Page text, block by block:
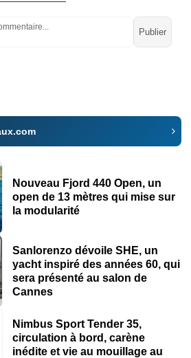
Nouveau Fjord 440 Open, un
open de 13 mètres qui mise sur
la modularité
Sanlorenzo dévoile SHE, un
yacht inspiré des années 60, qui
sera présenté au salon de
Cannes
Nimbus Sport Tender 35,
circulation à bord, carène
inédite et vie au mouillage au